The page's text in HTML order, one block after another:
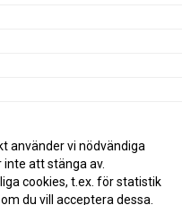
använder vi nödvändiga
att stänga av.
cookies, t.ex. för statistik
du vill acceptera dessa.